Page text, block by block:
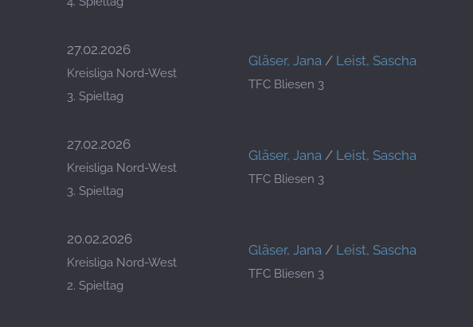
27.02.2026
Kreisliga Nord-West
3. Spieltag
Gläser, Jana / Leist, Sascha
TFC Bliesen 3
27.02.2026
Kreisliga Nord-West
3. Spieltag
Gläser, Jana / Leist, Sascha
TFC Bliesen 3
20.02.2026
Kreisliga Nord-West
2. Spieltag
Gläser, Jana / Leist, Sascha
TFC Bliesen 3